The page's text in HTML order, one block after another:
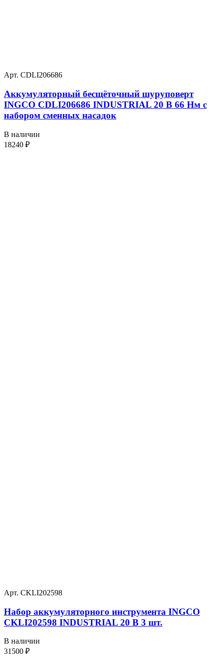
Арт. CDLI206686
Аккумуляторный бесщёточный шуруповерт
INGCO CDLI206686 INDUSTRIAL 20 В 66 Нм с
набором сменных насадок
В наличии
18240 ₽
Арт. CKLI202598
Набор аккумуляторного инструмента INGCO
CKLI202598 INDUSTRIAL 20 В 3 шт.
В наличии
31500 ₽